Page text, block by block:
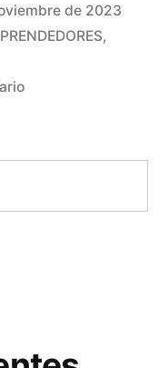
de 2023
,
en
el
canvas